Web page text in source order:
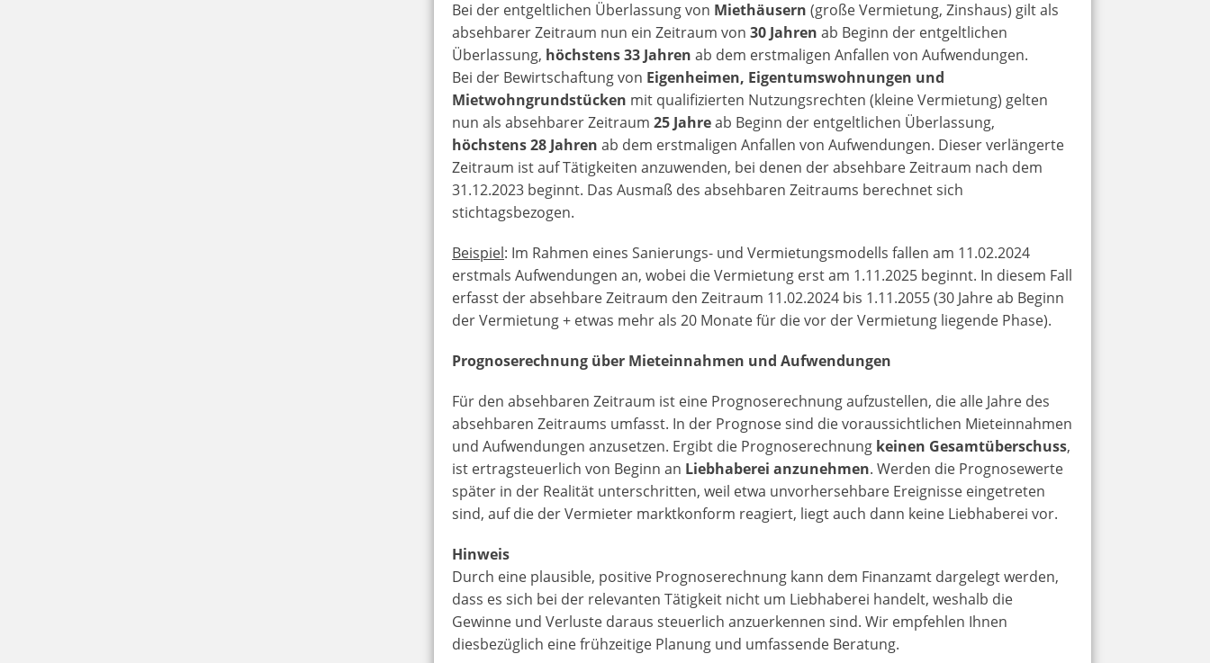
Bei der entgeltlichen Überlassung von Miethäusern (große Vermietung, Zinshaus) gilt als
absehbarer Zeitraum nun ein Zeitraum von30 Jahren ab Beginn der entgeltlichen
Überlassung, höchstens 33 Jahren ab dem erstmaligen Anfallen von Aufwendungen.
Bei der Bewirtschaftung von Eigenheimen, Eigentumswohnungen und
Mietwohngrundstücken mit qualifizierten Nutzungsrechten (kleine Vermietung) gelten
nun als absehbarer Zeitraum25 Jahreab Beginn der entgeltlichen Überlassung,
höchstens 28 Jahren ab dem erstmaligen Anfallen von Aufwendungen. Dieser verlängerte
Zeitraum ist auf Tätigkeiten anzuwenden, bei denen der absehbare Zeitraum nach dem
31.12.2023 beginnt. Das Ausmaß des absehbaren Zeitraums berechnet sich
stichtagsbezogen.
Beispiel: Im Rahmen eines Sanierungs- und Vermietungsmodells fallen am 11.02.2024
erstmals Aufwendungen an, wobei die Vermietung erst am 1.11.2025 beginnt. In diesem Fall
erfasst der absehbare Zeitraum den Zeitraum 11.02.2024 bis 1.11.2055 (30 Jahre ab Beginn
der Vermietung + etwas mehr als 20 Monate für die vor der Vermietung liegende Phase).
Prognoserechnung über Mieteinnahmen und Aufwendungen
Für den absehbaren Zeitraum ist eine Prognoserechnung aufzustellen, die alle Jahre des
absehbaren Zeitraums umfasst. In der Prognose sind die voraussichtlichen Mieteinnahmen
und Aufwendungen anzusetzen. Ergibt die Prognoserechnung keinen Gesamtüberschuss,
ist ertragsteuerlich von Beginn an Liebhaberei anzunehmen. Werden die Prognosewerte
später in der Realität unterschritten, weil etwa unvorhersehbare Ereignisse eingetreten
sind, auf die der Vermieter marktkonform reagiert, liegt auch dann keine Liebhaberei vor.
Hinweis
Durch eine plausible, positive Prognoserechnung kann dem Finanzamt dargelegt werden,
dass es sich bei der relevanten Tätigkeit nicht um Liebhaberei handelt, weshalb die
Gewinne und Verluste daraus steuerlich anzuerkennen sind. Wir empfehlen Ihnen
diesbezüglich eine frühzeitige Planung und umfassende Beratung.